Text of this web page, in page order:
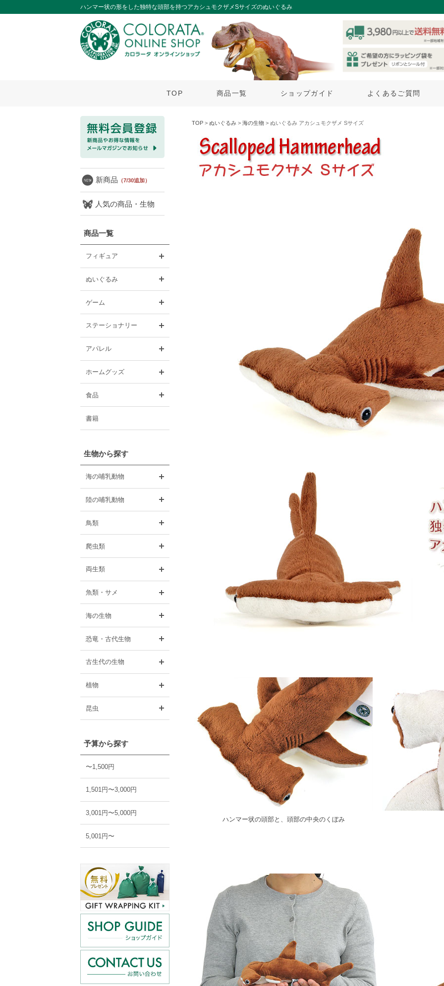
ハンマー状の形をした独特な頭部を持つアカシュモクザメSサイズのぬいぐるみ
TOP 商品一覧 ショップガイド よくあるご質問
新商品 （7/30追加）
人気の商品・生物
商品一覧
フィギュア
ぬいぐるみ
ゲーム
ステーショナリー
アパレル
ホームグッズ
食品
書籍
生物から探す
海の哺乳動物
陸の哺乳動物
鳥類
爬虫類
両生類
魚類・サメ
海の生物
恐竜・古代生物
古生代の生物
植物
昆虫
予算から探す
〜1,500円
1,501円〜3,000円
3,001円〜5,000円
5,001円〜
TOP > ぬいぐるみ > 海の生物 > ぬいぐるみ アカシュモクザメ Sサイズ
ハンマー状の頭部と、頭部の中央のくぼみ